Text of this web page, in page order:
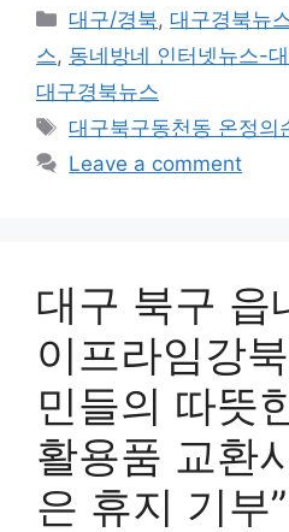
Categories
대구/경북,대구경북뉴
스, 동네방네 인터넷뉴스-
대구경북뉴스
Tags
대구북구동천동 온정의
Leave a comment
대구 북구 읍
이프라임강
민들의 따뜻
활용품 교환
은 휴지 기부”